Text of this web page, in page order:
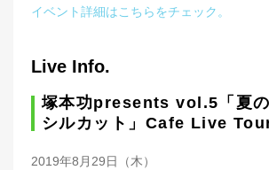
イベント詳細はこちらをチェック。
Live Info.
塚本功presents vol.5「夏
シルカット」Cafe Live
2019年8月29日（木）